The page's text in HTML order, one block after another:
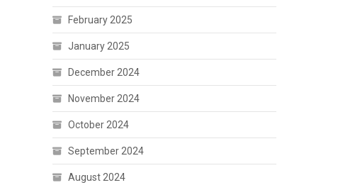
February 2025
January 2025
December 2024
November 2024
October 2024
September 2024
August 2024